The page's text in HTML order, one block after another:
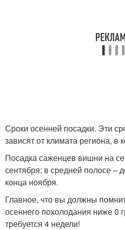
Сроки осенней посадки. Эти
зависят от климата региона, в
Посадка саженцев вишни на
сентября; в средней полосе –
конца ноября.
Главное, что вы должны
осеннего похолодания ниже 0
требуется 4 недели!